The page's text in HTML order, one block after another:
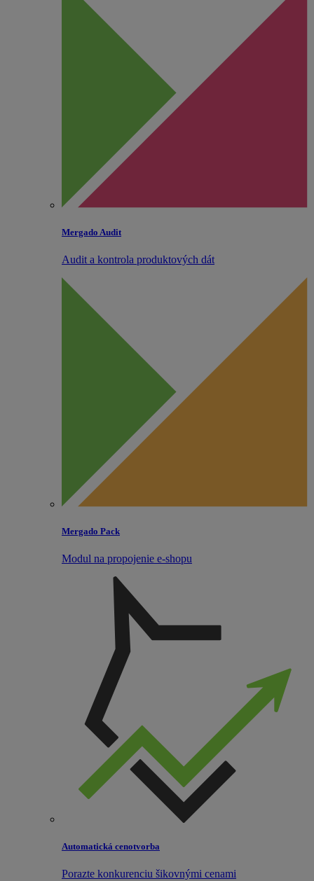
Mergado Audit
Audit a kontrola produktových dát
Mergado Pack
Modul na propojenie e‑shopu
Automatická cenotvorba
Porazte konkurenciu šikovnými cenami